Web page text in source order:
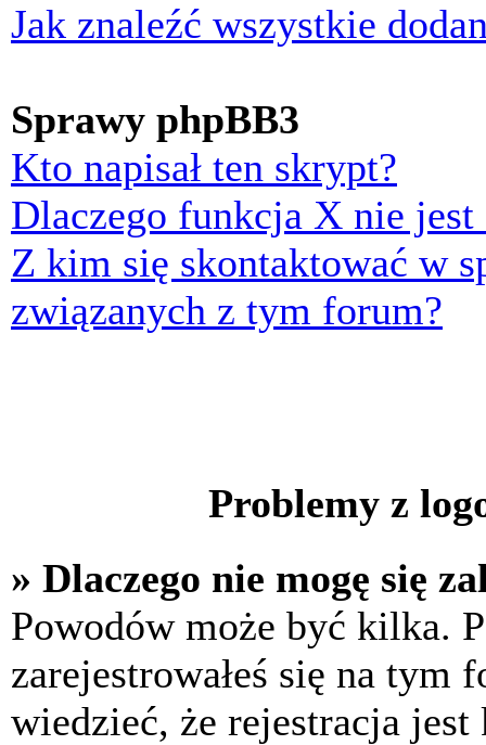
Jak znaleźć wszystkie
Sprawy phpBB3
Kto napisał ten skrypt?
Dlaczego funkcja X nie jest
Z kim się skontaktować w
związanych z tym forum?
Problemy z
» Dlaczego nie mogę się
Powodów może być kilka.
zarejestrowałeś się na tym
wiedzieć, że rejestracja